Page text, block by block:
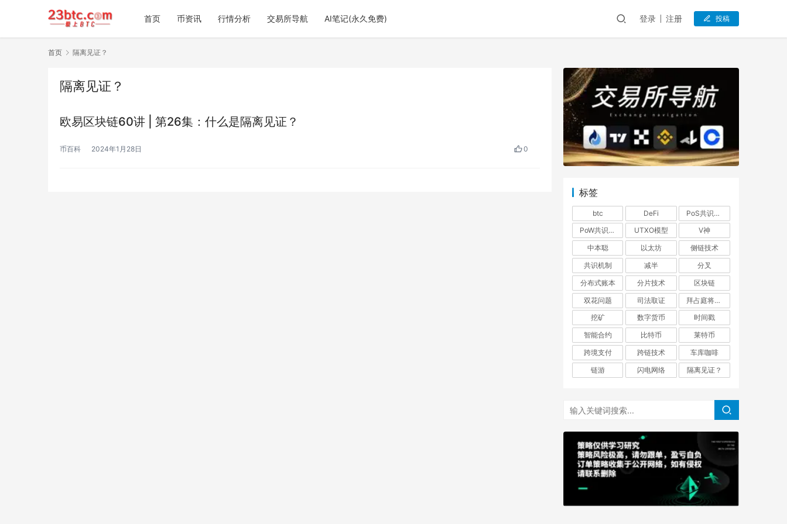
首页 币资讯 行情分析 交易所导航 AI笔记(永久免费) 登录 注册 投稿
首页 隔离见证？
隔离见证？
欧易区块链60讲 | 第26集：什么是隔离见证？
币百科 2024年1月28日 0
标签
btc DeFi
PoS共识机制
PoW共识机制
UTXO模型
V神
中本聪
以太坊
侧链技术
共识机制
减半
分叉
分布式账本
分片技术
区块链
双花问题
司法取证
拜占庭将军问题
挖矿
数字货币
时间戳
智能合约
比特币
莱特币
跨境支付
跨链技术
车库咖啡
链游
闪电网络 隔离见证？